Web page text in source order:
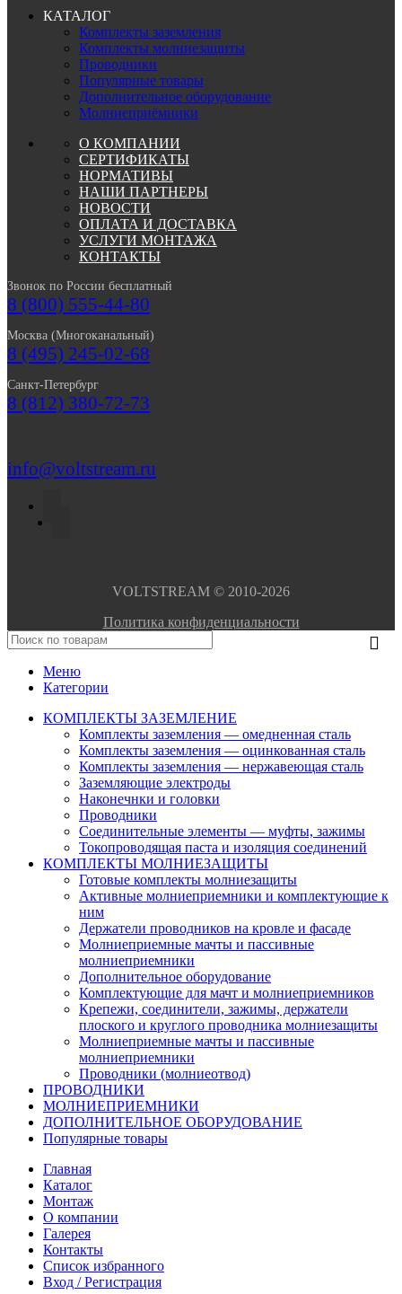
КАТАЛОГ
Комплекты заземления
Комплекты молниезащиты
Проводники
Популярные товары
Дополнительное оборудование
Молниеприёмники
О КОМПАНИИ
СЕРТИФИКАТЫ
НОРМАТИВЫ
НАШИ ПАРТНЕРЫ
НОВОСТИ
ОПЛАТА И ДОСТАВКА
УСЛУГИ МОНТАЖА
КОНТАКТЫ
Звонок по России бесплатный
8 (800) 555-44-80
Москва (Многоканальный)
8 (495) 245-02-68
Санкт-Петербург
8 (812) 380-72-73
info@voltstream.ru
VOLTSTREAM © 2010-2026
Политика конфиденциальности
Меню
Категории
КОМПЛЕКТЫ ЗАЗЕМЛЕНИЕ
Комплекты заземления — омедненная сталь
Комплекты заземления — оцинкованная сталь
Комплекты заземления — нержавеющая сталь
Заземляющие электроды
Наконечнки и головки
Проводники
Соединительные элементы — муфты, зажимы
Токопроводящая паста и изоляция соединений
КОМПЛЕКТЫ МОЛНИЕЗАЩИТЫ
Готовые комплекты молниезащиты
Активные молниеприемники и комплектующие к
ним
Держатели проводников на кровле и фасаде
Молниеприемные мачты и пассивные
молниеприемники
Дополнительное оборудование
Комплектующие для мачт и молниеприемников
Крепежи, соединители, зажимы, держатели
плоского и круглого проводника молниезащиты
Молниеприемные мачты и пассивные
молниеприемники
Проводники (молниеотвод)
ПРОВОДНИКИ
МОЛНИЕПРИЕМНИКИ
ДОПОЛНИТЕЛЬНОЕ ОБОРУДОВАНИЕ
Популярные товары
Главная
Каталог
Монтаж
О компании
Галерея
Контакты
Список избранного
Вход / Регистрация